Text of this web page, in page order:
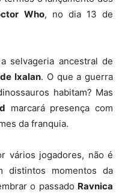
Who, no dia 13 de
selvageria ancestral de
Ixalan. O que a guerra
habitam? Mas
marcará presença com
da franquia.
vários jogadores, não é
momentos da
o passado Ravnica